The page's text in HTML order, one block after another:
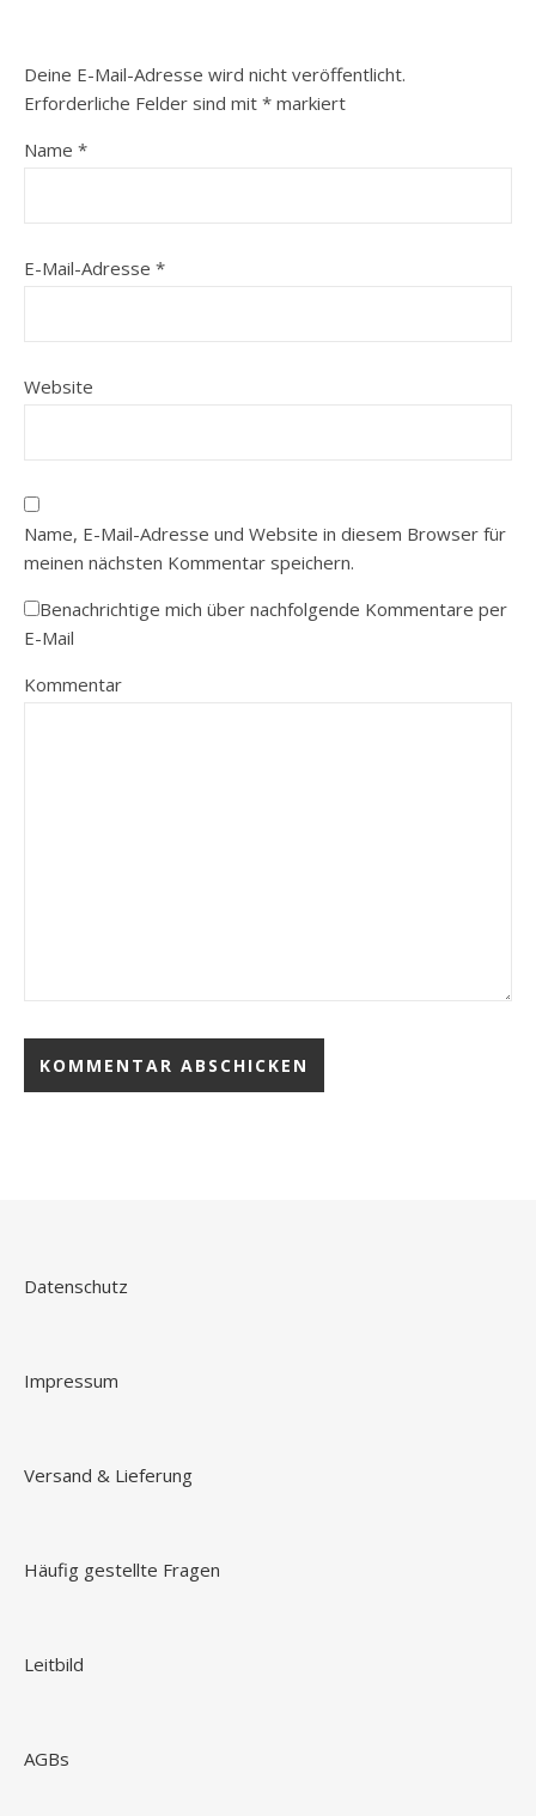
Deine E-Mail-Adresse wird nicht veröffentlicht.
Erforderliche Felder sind mit * markiert
Name *
E-Mail-Adresse *
Website
Name, E-Mail-Adresse und Website in diesem Browser für
meinen nächsten Kommentar speichern.
Benachrichtige mich über nachfolgende Kommentare per
E-Mail
Kommentar
Datenschutz
Impressum
Versand & Lieferung
Häufig gestellte Fragen
Leitbild
AGBs